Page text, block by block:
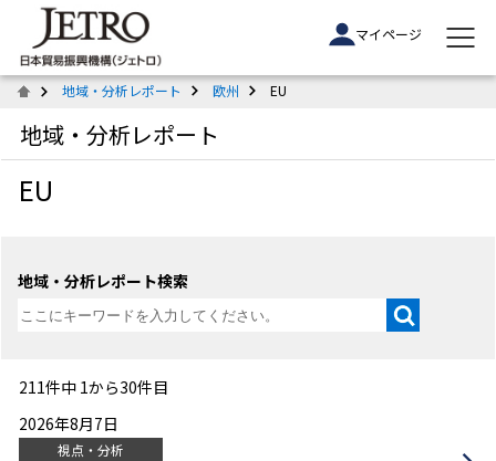
マイページ
地域・分析レポート 欧州 EU
地域・分析レポート
EU
地域・分析レポート検索
211件中 1から30件目
2026年8月7日
視点・分析